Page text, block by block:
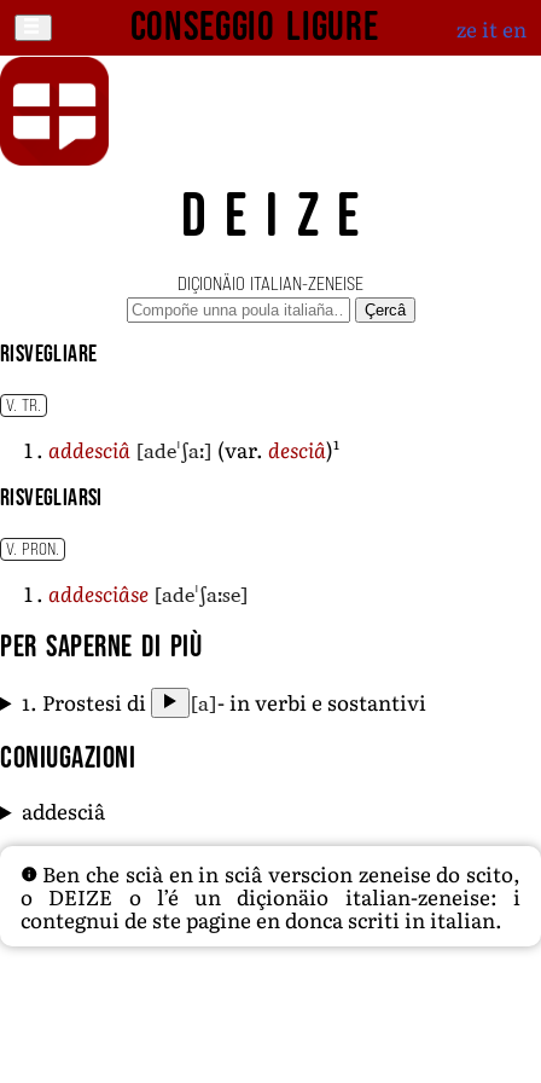
Conseggio ligure ze iten
DEIZE
DIÇIONÄIO ITALIAN-ZENEISE
Çercâ
risvegliare
V. TR.
addesciâ [adeˈʃaː] (var. desciâ)1
risvegliarsi
V. PRON.
addesciâse [adeˈʃaːse]
Per saperne di più
1. Prostesi di [a]- in verbi e sostantivi
Coniugazioni
addesciâ
Ben che scià en in sciâ verscion zeneise do scito,
o DEIZE o l’é un diçionäio italian-zeneise: i
contegnui de ste pagine en donca scriti in italian.